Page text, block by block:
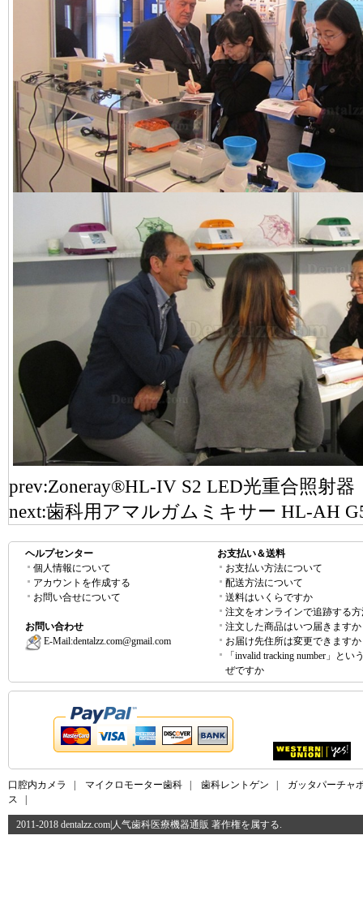
prev:Zoneray®HL-IV S2 LED光重合照射器
next:歯科用アマルガムミキサー HL-AH
ヘルプセンター
個人情報について
アカウントを作成する
お問い合せについて
お問い合わせ
E-Mail:dentalzz.com@gmail.com
お支払い＆送料
お支払い方法について
配送方法について
送料はいくらですか
注文をオンラインで追跡する
注文した商品はいつ届きますか
お届け先住所は変更できますか
「invalid tracking number」とい
ぜですか
口腔内カメラ マイクロモーター歯科 歯科レントゲン
ガッタパーチャ
ス
2011-2018 dentalzz.com|人气歯科医療機器通販 著作権を属する.